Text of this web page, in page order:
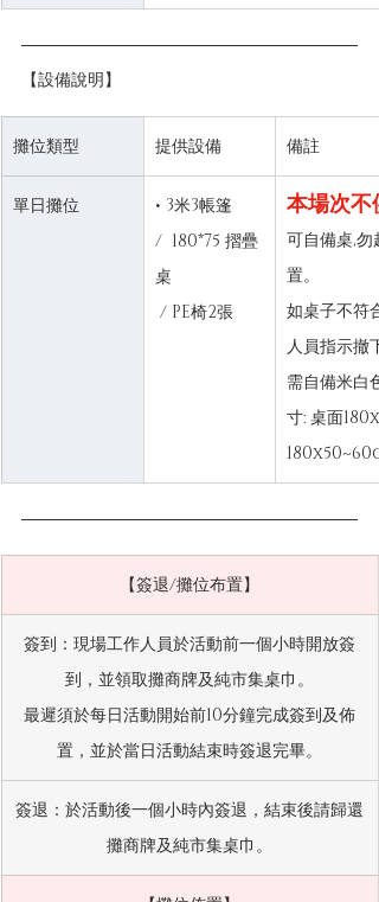
【設備說明】
攤位類型 提供設備 備註
單日攤位 • 3米3帳篷
/  180*75 摺疊
桌
/ PE椅2張
本場次不
可自備桌,勿
置。
如桌子不符
人員指示撤
需自備米白
寸: 桌面
【簽退/攤位布置】
簽到：現場工作人員於活動前一個小時開放簽
到，並領取攤商牌及純市集桌巾。
最遲須於每日活動開始前10分鐘完成簽到及佈
置，並於當日活動結束時簽退完畢。
簽退：於活動後一個小時內簽退，結束後請歸還
攤商牌及純市集桌巾。